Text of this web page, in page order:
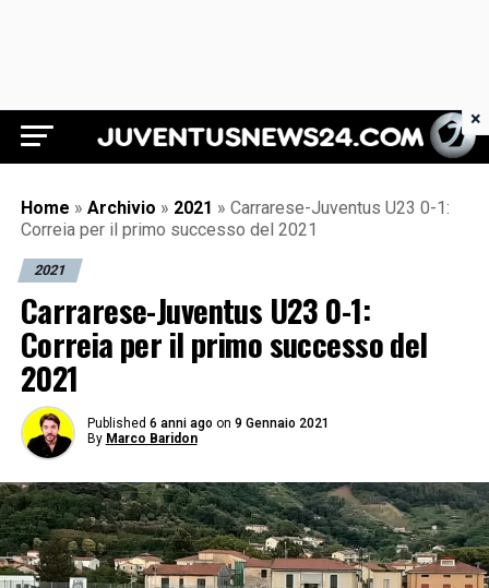
Juventus News 24
Home » Archivio » 2021 » Carrarese-Juventus U23 0-1:
Correia per il primo successo del 2021
2021
Carrarese-Juventus U23 0-1:
Correia per il primo successo del
2021
Published 6 anni ago on 9 Gennaio 2021
By Marco Baridon
×